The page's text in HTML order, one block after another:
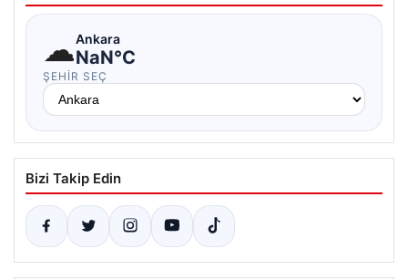
☁Ankara
NaN°C
ŞEHIR SEÇ
Bizi Takip Edin